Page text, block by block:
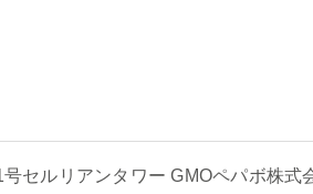
セルリアンタワー GMOペパボ株式